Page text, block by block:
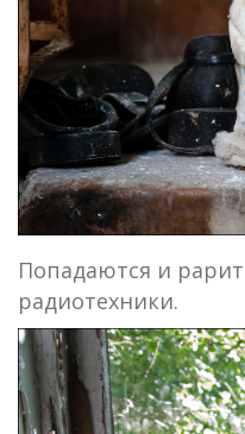
Попадаются и
радиотехники.